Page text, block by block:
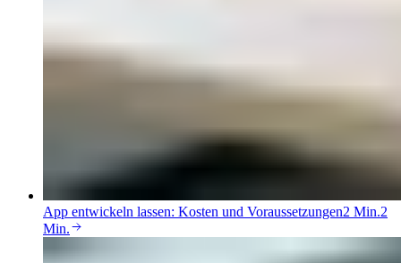
App entwickeln lassen: Kosten und Voraussetzungen2 Min.2
Min.